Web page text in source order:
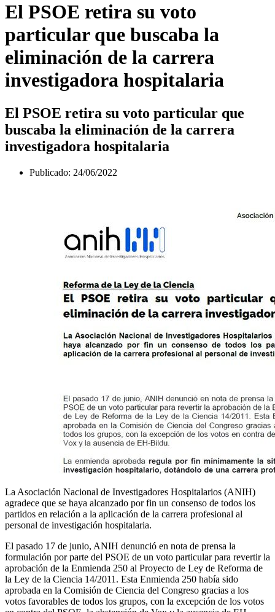
El PSOE retira su voto
particular que buscaba la
eliminación de la carrera
investigadora hospitalaria
El PSOE retira su voto particular que
buscaba la eliminación de la carrera
investigadora hospitalaria
Publicado: 24/06/2022
La Asociación Nacional de Investigadores Hospitalarios (ANIH)
agradece que se haya alcanzado por fin un consenso de todos los
partidos en relación a la aplicación de la carrera profesional al
personal de investigación hospitalaria.
El pasado 17 de junio, ANIH denunció en nota de prensa la
formulación por parte del PSOE de un voto particular para revertir la
aprobación de la Enmienda 250 al Proyecto de Ley de Reforma de
la Ley de la Ciencia 14/2011. Esta Enmienda 250 había sido
aprobada en la Comisión de Ciencia del Congreso gracias a los
votos favorables de todos los grupos, con la excepción de los votos